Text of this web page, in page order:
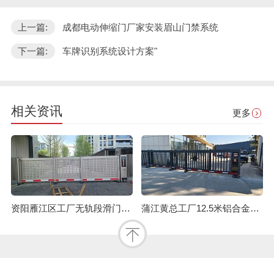
上一篇: 成都电动伸缩门厂家安装眉山门禁系统
下一篇: 车牌识别系统设计方案"
相关资讯 更多
资阳雁江区工厂无轨段滑门多少钱一套？ 蒲江黄总工厂12.5米铝合金段滑门：安装效果与核心优点解析